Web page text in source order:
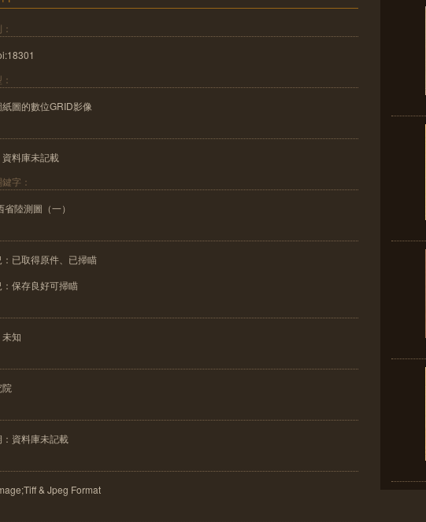
圖的數位GRID影像
料庫未記載
字：
省陸測圖（一）
：已取得原件、已掃瞄
保存良好可掃瞄
知
院
資料庫未記載
& Jpeg Format